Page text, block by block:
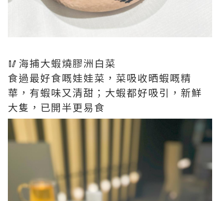
🥢海捕大蝦燒膠洲白菜
食過最好食嘅娃娃菜，菜吸收晒蝦嘅精
華，有蝦味又清甜；大蝦都好吸引，新鮮
大隻，已開半更易食